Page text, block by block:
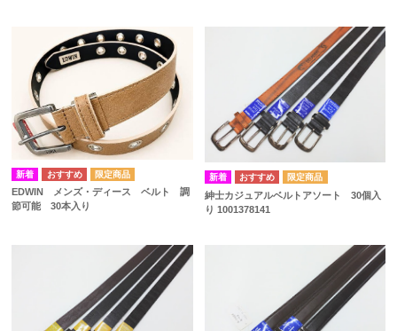
EDWIN メンズ・ディース ベルト 調
節可能 30本入り
紳士カジュアルベルトアソート 30個入
り 1001378141